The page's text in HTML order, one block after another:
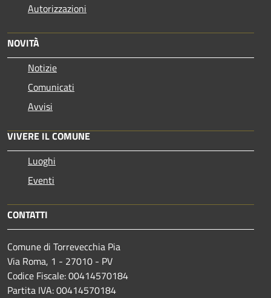
Autorizzazioni
NOVITÀ
Notizie
Comunicati
Avvisi
VIVERE IL COMUNE
Luoghi
Eventi
CONTATTI
Comune di Torrevecchia Pia
Via Roma, 1 - 27010 - PV
Codice Fiscale: 00414570184
Partita IVA: 00414570184